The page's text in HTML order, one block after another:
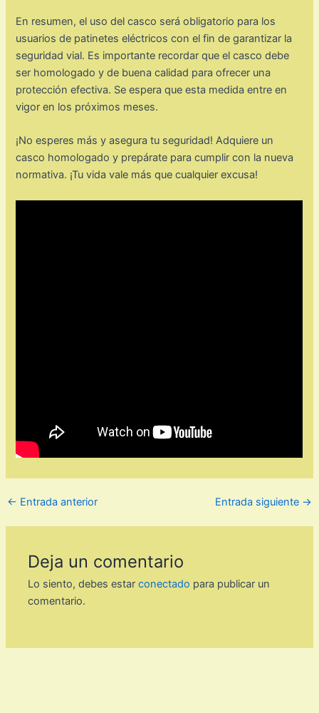
En resumen, el uso del casco será obligatorio para los
usuarios de patinetes eléctricos con el fin de garantizar la
seguridad vial. Es importante recordar que el casco debe
ser homologado y de buena calidad para ofrecer una
protección efectiva. Se espera que esta medida entre en
vigor en los próximos meses.
¡No esperes más y asegura tu seguridad! Adquiere un
casco homologado y prepárate para cumplir con la nueva
normativa. ¡Tu vida vale más que cualquier excusa!
← Entrada anterior Entrada siguiente →
Deja un comentario
Lo siento, debes estarconectado para publicar un
comentario.